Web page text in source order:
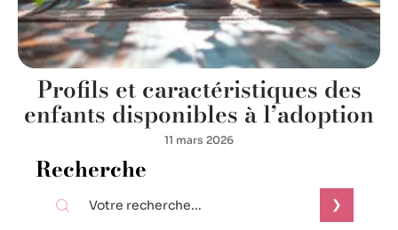
Profils et caractéristiques des
enfants disponibles à l’adoption
11 mars 2026
Recherche